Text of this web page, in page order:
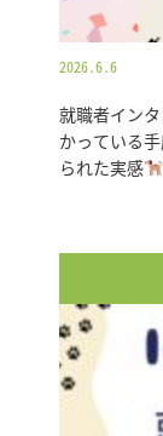
2026.6.6
就職者イン
かっている
られた実感